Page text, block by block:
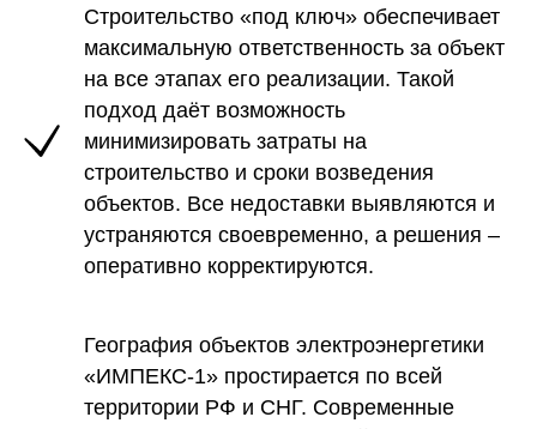
Строительство «под ключ» обеспечивает
максимальную ответственность за объект
на все этапах его реализации. Такой
подход даёт возможность
минимизировать затраты на
строительство и сроки возведения
объектов. Все недоставки выявляются и
устраняются своевременно, а решения –
оперативно корректируются.
География объектов электроэнергетики
«ИМПЕКС-1» простирается по всей
территории РФ и СНГ. Современные